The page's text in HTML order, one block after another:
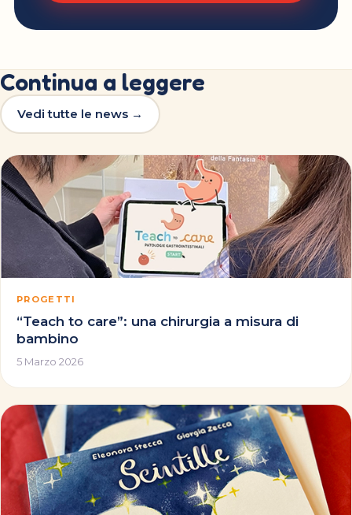
Continua a leggere
Vedi tutte le news →
PROGETTI
“Teach to care”: una chirurgia a misura di
bambino
5 Marzo 2026